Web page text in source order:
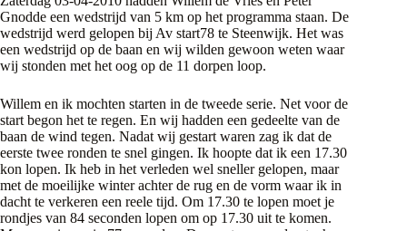
Gnodde een wedstrijd van 5 km op het programma staan. De
wedstrijd werd gelopen bij Av start78 te Steenwijk. Het was
een wedstrijd op de baan en wij wilden gewoon weten waar
wij stonden met het oog op de 11 dorpen loop.
Willem en ik mochten starten in de tweede serie. Net voor de
start begon het te regen. En wij hadden een gedeelte van de
baan de wind tegen. Nadat wij gestart waren zag ik dat de
eerste twee ronden te snel gingen. Ik hoopte dat ik een 17.30
kon lopen. Ik heb in het verleden wel sneller gelopen, maar
met de moeilijke winter achter de rug en de vorm waar ik in
dacht te verkeren een reele tijd. Om 17.30 te lopen moet je
rondjes van 84 seconden lopen om op 17.30 uit te komen.